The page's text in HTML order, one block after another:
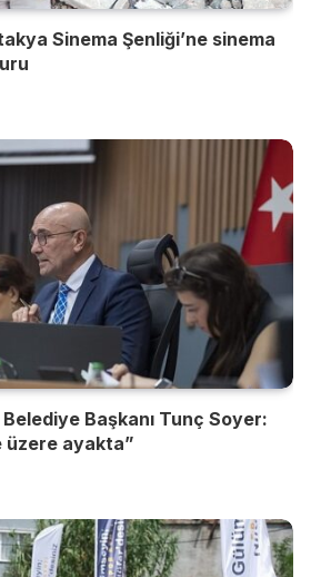
Sinema Şenliği’ne sinema
Başkanı Tunç Soyer:
üzere ayakta”